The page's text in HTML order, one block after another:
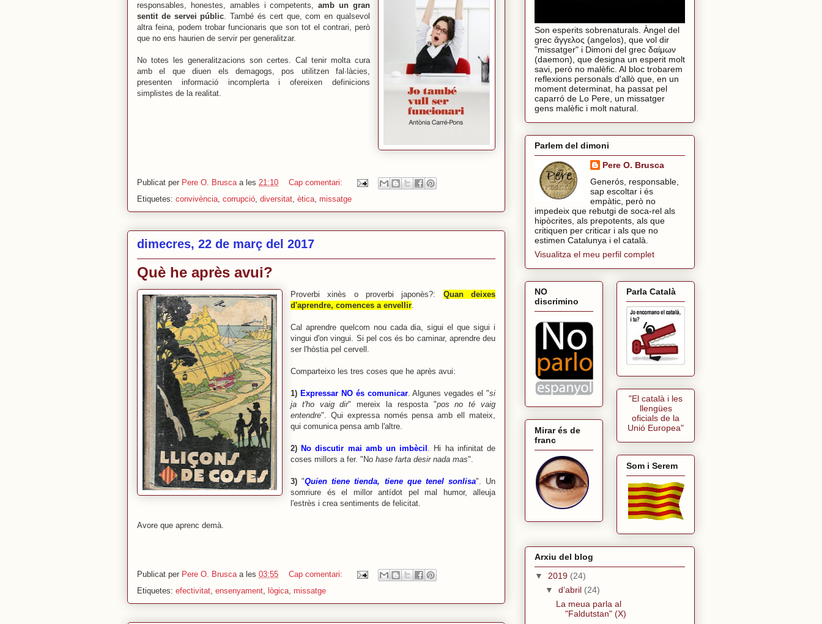
responsables, honestes, amables i competents,amb un gran
sentit de servei públic. També és cert que, com en qualsevol
altra feina, podem trobar funcionaris que son tot el contrari, però
que no ens haurien de servir per generalitzar.
No totes les generalitzacions son certes. Cal tenir molta cura
amb el que diuen els demagogs, pos utilitzenfal·làcies,
presenten informació incomplerta i ofereixen definicions
simplistes de la realitat.
Publicat per Pere O. Brusca a les 21:10
Cap comentari:
Etiquetes: convivència, corrupció, diversitat, ètica, missatge
dimecres, 22 de març del 2017
Què he après avui?
Proverbi xinès o proverbi japonès?: Quan deixes
d'aprendre, comences a envellir.
Cal aprendre quelcom nou cada dia, sigui el que sigui i
vingui d'on vingui. Si pel cos és bo caminar, aprendre deu
ser l'hòstia pel cervell.
Comparteixo les tres coses que he après avui:
1) Expressar NO és comunicar. Algunes vegades el "si
ja t'ho vaig dir" mereix la resposta "pos no té vaig
entendre". Qui expressa només pensa amb ell mateix,
qui comunica pensa amb l'altre.
2) No discutir mai amb un imbècil . Hi ha infinitat de
coses millors a fer. "No hase farta desir nada mas".
3) "Quien tiene tienda, tiene que tenel sonlisa". Un
somriure és el millor antídot pel mal humor, alleuja
l'estrès i crea sentiments de felicitat.
Avore que aprenc demà.
Publicat per Pere O. Brusca a les 03:55
Cap comentari:
Etiquetes: efectivitat, ensenyament, lògica, missatge
Son esperits sobrenaturals. Àngel del
grec ἄγγελος (angelos), que vol dir
"missatger" i Dimoni del grec δαίμων
(daemon), que designa un esperit molt
savi, però no malèfic. Al bloc trobarem
reflexions personals d'allò que, en un
moment determinat, ha passat pel
caparró de Lo Pere, un missatger
gens malèfic i molt natural.
Parlem del dimoni
Pere O. Brusca
Generós, responsable,
sap escoltar i és
empàtic, però no
impedeix que rebutgi de soca-rel als
hipòcrites, als prepotents, als que
critiquen per criticar i als que no
estimen Catalunya i el català.
Visualitza el meu perfil complet
NO
discrimino
Mirar és de
franc
Parla Català
"El català i les
llengües
oficials de la
Unió Europea"
Som i Serem
Arxiu del blog
▼ 2019 (24)
▼ d’abril (24)
La meua parla al
"Faldutstan" (X)